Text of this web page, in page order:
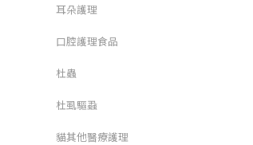
耳朵護理
口腔護理食品
杜蟲
杜虱驅蝨
貓其他醫療護理